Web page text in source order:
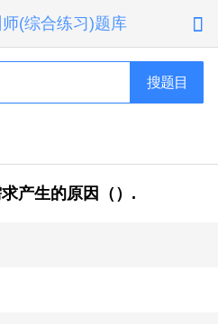
(综合练习)题库 
搜题目
产生的原因（）.